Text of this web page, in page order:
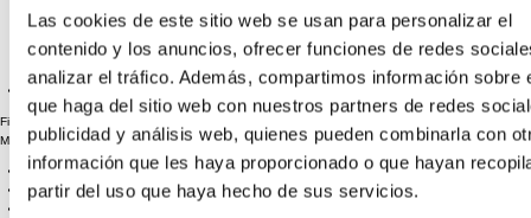
Las cookies de este sitio web se usan para personalizar el
contenido y los anuncios, ofrecer funciones de redes
analizar el tráfico. Además, compartimos información sobre
que haga del sitio web con nuestros partners de redes
publicidad y análisis web, quienes pueden combinarla con
información que les haya proporcionado o que hayan
partir del uso que haya hecho de sus servicios.
Otros
accesorios de
maquillaje
Filtro de Búsqueda
Marca
MIA COSMETICS(43)
MARTINELIA
(3)